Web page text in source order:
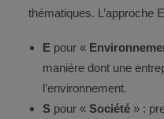
thématiques. L’approche
E pour «
manière dont une
l’environnement.
S pour « Société » :